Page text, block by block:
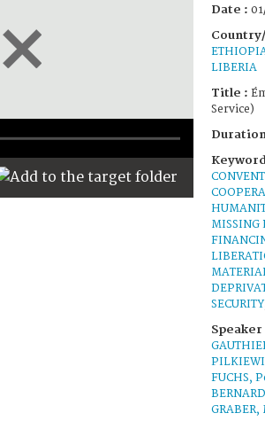
Date :
LIBERIA
Title :
Service)
MISSING
SECURITY
Speaker
FUCHS,
GRABER,